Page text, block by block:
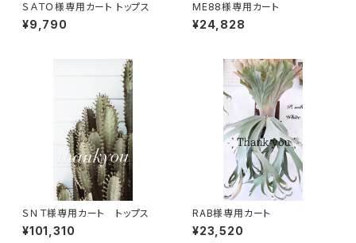
ＳＡＴＯ様専用カート トップス
¥9,790
ME88様専用カート
¥24,828
ＳＮＴ様専用カート トップス
¥101,310
RAB様専用カート
¥23,520